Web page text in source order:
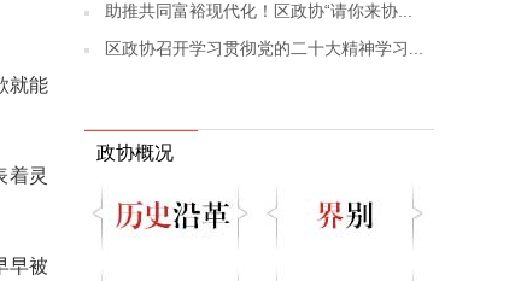
就能
着灵
早被
助推共同富裕现代化！区政协“请你来协...
区政协召开学习贯彻党的二十大精神学习...
政协概况